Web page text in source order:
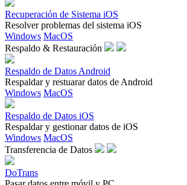
Recuperación de Sistema iOS
Resolver problemas del sistema iOS
Windows MacOS
Respaldo & Restauración
Respaldo de Datos Android
Respaldar y restuarar datos de Android
Windows MacOS
Respaldo de Datos iOS
Respaldar y gestionar datos de iOS
Windows MacOS
Transferencia de Datos
DoTrans